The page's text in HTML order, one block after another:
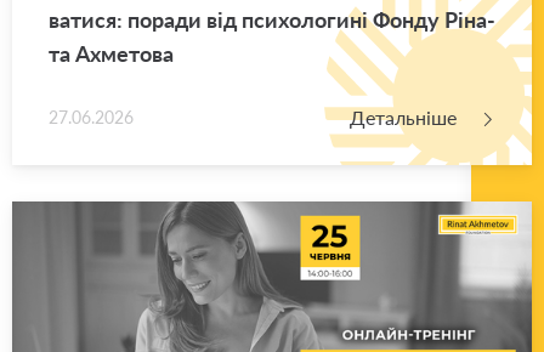
ва­ти­ся: по­ра­ди від пси­хо­ло­ги­ні Фонду Рі­на­
та Ахме­то­ва
27.06.2026 Детальніше